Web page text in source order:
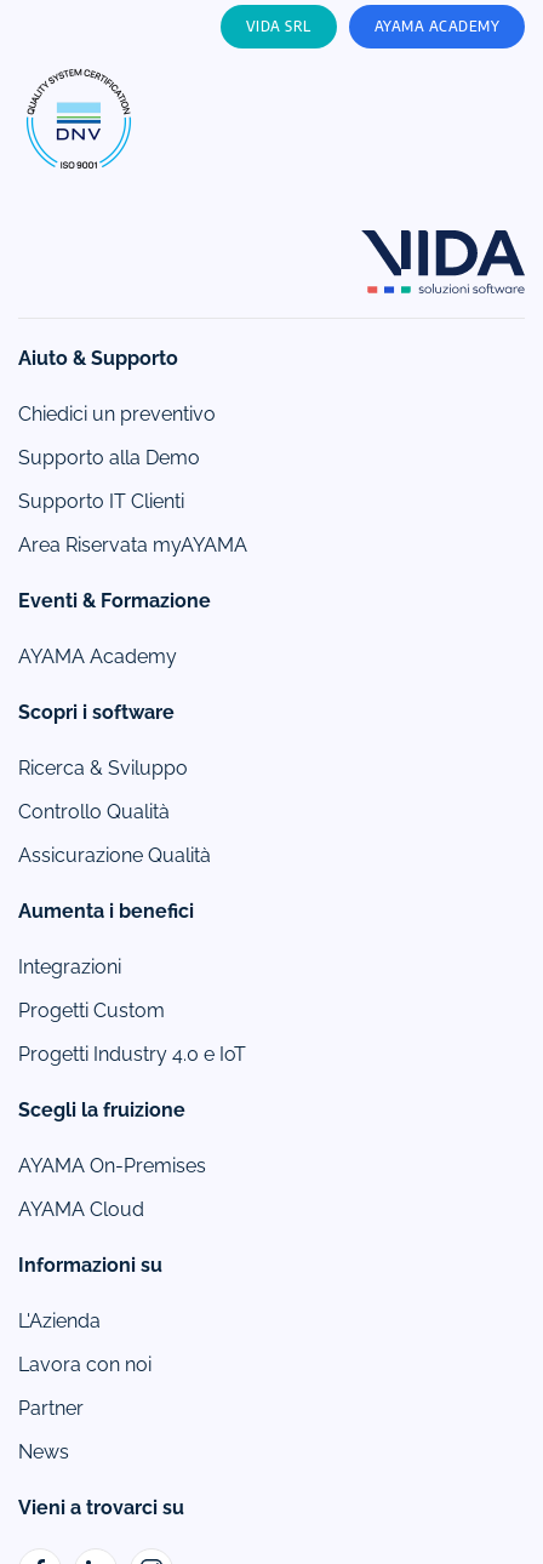
VIDA SRL AYAMA ACADEMY
Aiuto & Supporto
Chiedici un preventivo
Supporto alla Demo
Supporto IT Clienti
Area Riservata myAYAMA
Eventi & Formazione
AYAMA Academy
Scopri i software
Ricerca & Sviluppo
Controllo Qualità
Assicurazione Qualità
Aumenta i benefici
Integrazioni
Progetti Custom
Progetti Industry 4.0 e IoT
Scegli la fruizione
AYAMA On-Premises
AYAMA Cloud
Informazioni su
L'Azienda
Lavora con noi
Partner
News
Vieni a trovarci su